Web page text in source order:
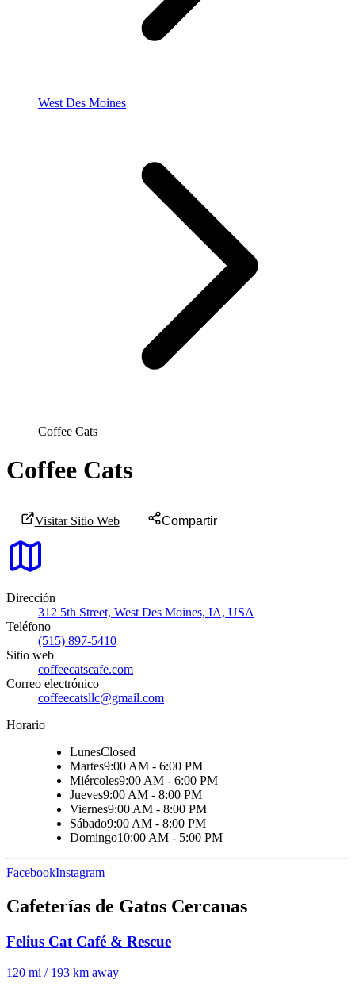
West Des Moines
Coffee Cats
Coffee Cats
Visitar Sitio Web Compartir
Dirección
312 5th Street, West Des Moines, IA, USA
Teléfono
(515) 897-5410
Sitio web
coffeecatscafe.com
Correo electrónico
coffeecatsllc@gmail.com
Horario
LunesClosed
Martes9:00 AM - 6:00 PM
Miércoles9:00 AM - 6:00 PM
Jueves9:00 AM - 8:00 PM
Viernes9:00 AM - 8:00 PM
Sábado9:00 AM - 8:00 PM
Domingo10:00 AM - 5:00 PM
FacebookInstagram
Cafeterías de Gatos Cercanas
Felius Cat Café & Rescue
120 mi / 193 km away